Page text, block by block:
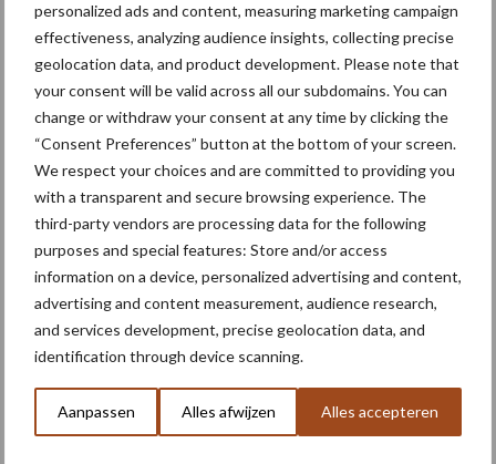
personalized ads and content, measuring marketing campaign
effectiveness, analyzing audience insights, collecting precise
geolocation data, and product development. Please note that
your consent will be valid across all our subdomains. You can
change or withdraw your consent at any time by clicking the
“Consent Preferences” button at the bottom of your screen.
We respect your choices and are committed to providing you
with a transparent and secure browsing experience. The
third-party vendors are processing data for the following
purposes and special features: Store and/or access
information on a device, personalized advertising and content,
advertising and content measurement, audience research,
and services development, precise geolocation data, and
identification through device scanning.
Aanpassen Alles afwijzen Alles accepteren
Daarnaast krijgt functionele biodiversiteit een grotere rol binnen
het onderzoek. Volgens Inagro wordt bekeken hoe natuur en
landbouw elkaar kunnen versterken en hoe biodiversiteit kan
“De uitdagingen voor de landbouw worden steeds complexer.
Daarom blijft onafhankelijk praktijkonderzoek belangrijker dan
ooit. Het proefbedrijf bio zal ook de komende jaren een plaats
blijven waar nieuwe ideeën worden getest, gevalideerd en
Lieven Delanote.
Bron en beeld: Inagro
Meer artikelen over bedrijfsnieuws